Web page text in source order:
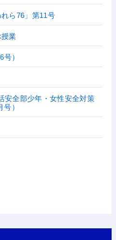
ら76」第11号
業
）
安全部少年・女性安全対策
）